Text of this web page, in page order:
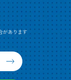
があります